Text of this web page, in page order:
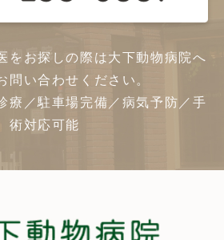
をお探しの際は大下動物病院へ
問い合わせください。
療／駐車場完備／病気予防／手
術対応可能